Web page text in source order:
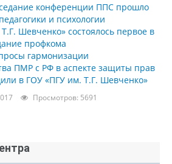
конференции ППС прошло
и психологии
Шевченко» состоялось первое в
профкома
гармонизации
ПМР с РФ в аспекте защиты прав
в ГОУ «ПГУ им. Т.Г. Шевченко»
Просмотров: 5691